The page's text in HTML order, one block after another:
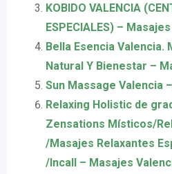
KOBIDO VALENCIA
ESPECIALES) –
Bella Esencia Valencia.
Natural Y Bienestar –
Sun Massage Valencia
Relaxing Holistic de
Zensations Místicos/
/Masajes Relaxantes
/Incall – Masajes